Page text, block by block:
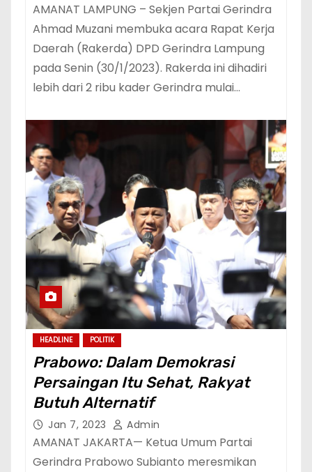
AMANAT LAMPUNG – Sekjen Partai Gerindra
Ahmad Muzani membuka acara Rapat Kerja
Daerah (Rakerda) DPD Gerindra Lampung
pada Senin (30/1/2023). Rakerda ini dihadiri
lebih dari 2 ribu kader Gerindra mulai…
HEADLINE POLITIK
Prabowo: Dalam Demokrasi
Persaingan Itu Sehat, Rakyat
Butuh Alternatif
Jan 7, 2023 Admin
AMANAT JAKARTA— Ketua Umum Partai
Gerindra Prabowo Subianto meresmikan